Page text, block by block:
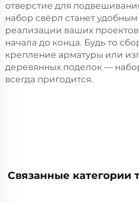
отверстие для
набор свёрл станет
реализации ваших
начала до конца. Будь то
крепление арматуры или
деревянных поделок —
всегда пригодится.
Связанные категории